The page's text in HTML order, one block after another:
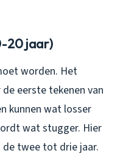
20 jaar)
worden. Het
eerste tekenen van
kunnen wat losser
wat stugger. Hier
de twee tot drie jaar.